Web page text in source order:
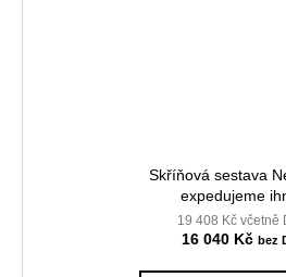
Skříňová sestava
expedujeme
19 408 Kč včetně
16 040 Kč